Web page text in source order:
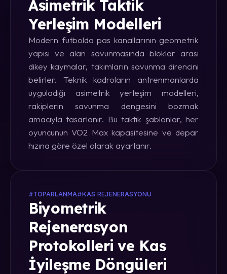
Asimetrik Taktik
Yerleşim Modelleri
Modern futbolda pas kanallarının geometrik
yapısı ve alan savunmasında bloklar arası
dikey kaymalar, takımların savunma direncini
belirler. Teknik kadroların antrenmanlarda
uyguladığı asimetrik yerleşim modelleri,
rakiplerin savunma dengesini bozmak
amacıyla tasarlanır. Bu taktik şablonlar, her
oyuncunun VO2 Max kapasitesine ve depar
hızına göre özel olarak ayarlanır.
#TOPARLANMA#KAS REJENERASYONU
Biyometrik
Rejenerasyon
Protokolleri ve Kas
İyileşme Döngüleri